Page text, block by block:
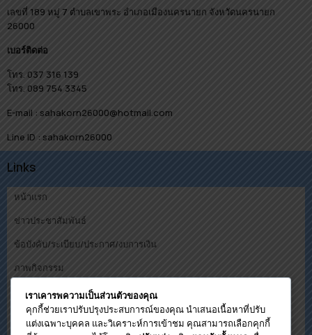
เลขที่ 189 หมู่ 7 ตำบลเขาพระ อำเภอเมืองนครนายก จังหวัดนครนายก
26000
เบอร์ติดต่อ
โทร. 037 316 139
โทร. 089 754 3345
E-mail : sahakorn26000@hotmail.com
Line ID : sahakorn26000
Links
หน้าแรก
ข่าวประชาสัมพันธ์
ข้อบังคับ/ระเบียบ/ประกาศ/งบการเงิน
ภาพกิจกรรม
คณะกรรมการ
ดาวน์โหลด
เราเคารพความเป็นส่วนตัวของคุณ
คุกกี้ช่วยเราปรับปรุงประสบการณ์ของคุณ นำเสนอเนื้อหาที่ปรับ
แต่งเฉพาะบุคคล และวิเคราะห์การเข้าชม คุณสามารถเลือกคุกกี้